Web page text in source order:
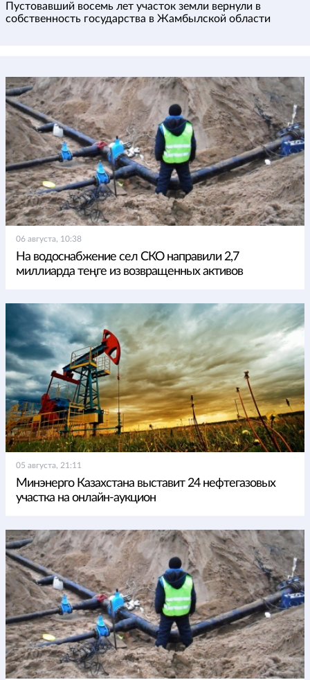
Пустовавший восемь лет участок земли вернули в
собственность государства в Жамбылской области
06 августа, 10:38
На водоснабжение сел СКО направили 2,7
миллиарда теңге из возвращенных активов
05 августа, 21:11
Минэнерго Казахстана выставит 24 нефтегазовых
участка на онлайн-аукцион